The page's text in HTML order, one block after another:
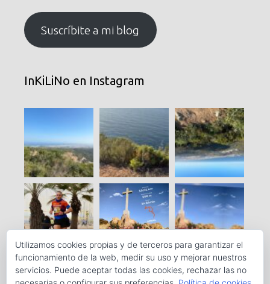
electrónico
Suscríbite a mi blog
InKiLiNo en Instagram
Utilizamos cookies propias y de terceros para garantizar el
funcionamiento de la web, medir su uso y mejorar nuestros
servicios. Puede aceptar todas las cookies, rechazar las no